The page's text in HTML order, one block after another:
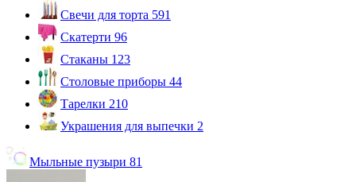
Свечи для торта 591
Скатерти 96
Стаканы 123
Столовые приборы 44
Тарелки 210
Украшения для выпечки 2
Мыльные пузыри 81